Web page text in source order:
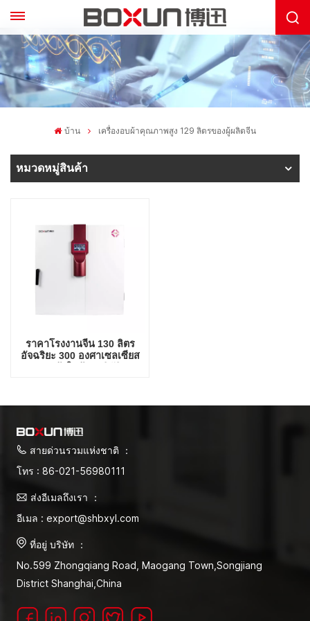
บ้าน เครื่องอบผ้าคุณภาพสูง 129 ลิตรของผู้ผลิตจีน
หมวดหมู่สินค้า
ราคาโรงงานจีน 130 ลิตร
อัจฉริยะ 300 องศาเซลเซียส
สายด่วนรวมแห่งชาติ ：
โทร : 86-021-56980111
ส่งอีเมลถึงเรา ：
อีเมล : export@shbxyl.com
ที่อยู่ บริษัท ：
No.599 Zhongqiang Road, Maogang Town,Songjiang
District Shanghai,China